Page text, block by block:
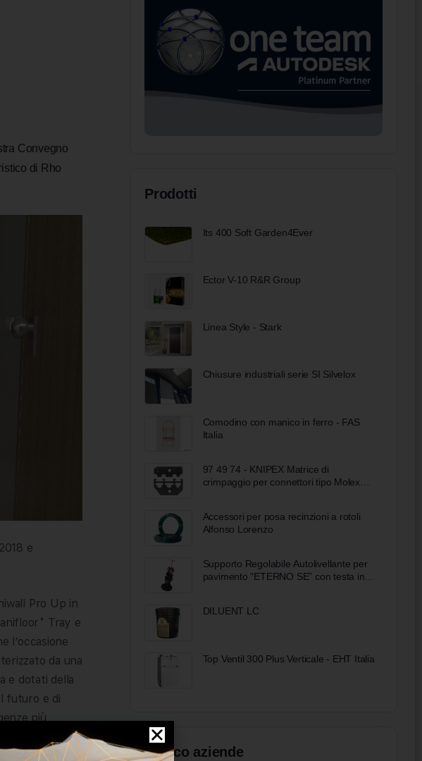
Convegno
di Rho
e
Pro Up in
Tray e
l’occasione
da una
e dotati della
futuro e di
più
Prodotti
Its 400 Soft Garden4Ever
Ector V-10 R&R Group
Linea Style - Stark
Chiusure industriali serie SI Silvelox
Comodino con manico in ferro - FAS
Italia
97 49 74 - KNIPEX Matrice di
crimpaggio per connettori tipo Molex
Accessori per posa recinzioni a rotoli
Alfonso Lorenzo
Supporto Regolabile Autolivellante per
pavimento "ETERNO SE” con testa in
DILUENT LC
Top Ventil 300 Plus Verticale - EHT Italia
Elenco aziende